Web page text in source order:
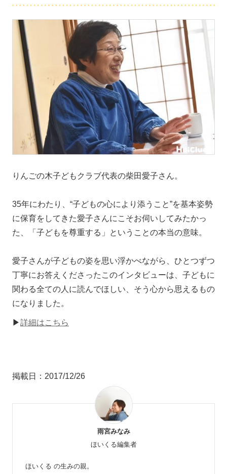
りんごの木子どもクラブ代表の柴田愛子さん。
35年にわたり、“子どもの心により添うこと”を基本姿勢
に保育をしてきた愛子さんにこそお伺いしてみたかっ
た、「子どもを尊重する」ということの本当の意味。
愛子さんが子どもの姿を思い浮かべながら、ひとつずつ
丁寧にお答えくださったこのインタビューは、子どもに
関わる全ての人に読んでほしい、そう心から思えるもの
になりました。
▶詳細はこちら
掲載日：2017/12/26
雨宮みなみ
ほいくる編集者
ほいくる の生みの親。